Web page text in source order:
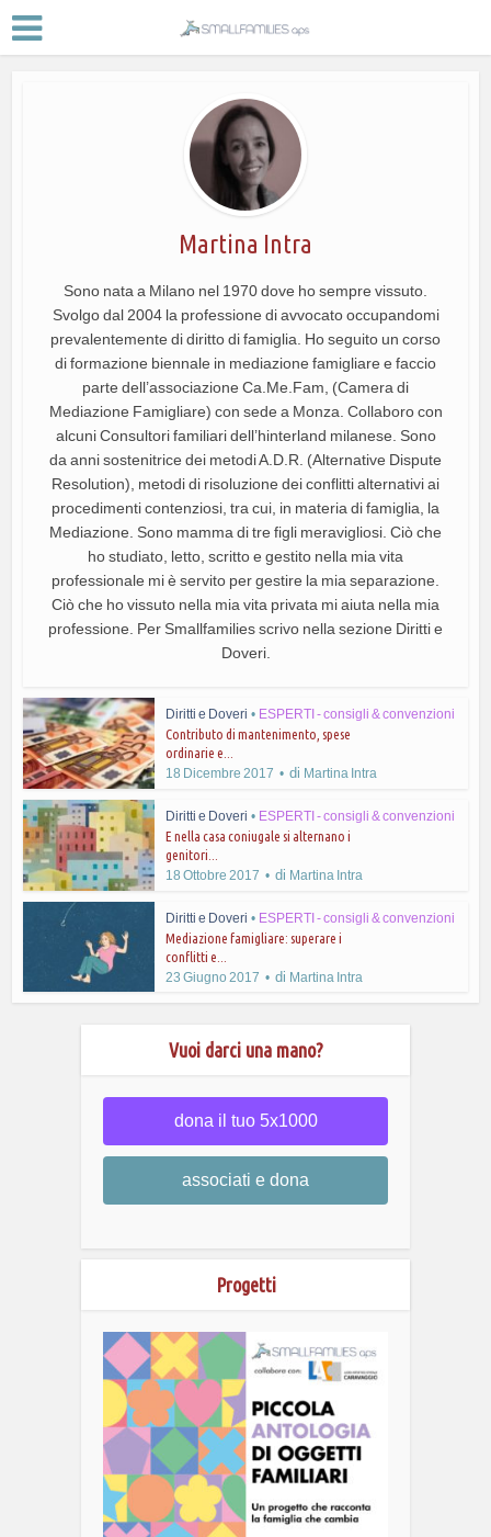
Martina Intra
Sono nata a Milano nel 1970 dove ho sempre vissuto.
Svolgo dal 2004 la professione di avvocato occupandomi
prevalentemente di diritto di famiglia. Ho seguito un corso
di formazione biennale in mediazione famigliare e faccio
parte dell’associazione Ca.Me.Fam, (Camera di
Mediazione Famigliare) con sede a Monza. Collaboro con
alcuni Consultori familiari dell’hinterland milanese. Sono
da anni sostenitrice dei metodi A.D.R. (Alternative Dispute
Resolution), metodi di risoluzione dei conflitti alternativi ai
procedimenti contenziosi, tra cui, in materia di famiglia, la
Mediazione. Sono mamma di tre figli meravigliosi. Ciò che
ho studiato, letto, scritto e gestito nella mia vita
professionale mi è servito per gestire la mia separazione.
Ciò che ho vissuto nella mia vita privata mi aiuta nella mia
professione. Per Smallfamilies scrivo nella sezione Diritti e
Doveri.
Diritti e Doveri • ESPERTI - consigli & convenzioni
Contributo di mantenimento, spese
ordinarie e...
18 Dicembre 2017
di Martina Intra
Diritti e Doveri • ESPERTI - consigli & convenzioni
E nella casa coniugale si alternano i
genitori...
18 Ottobre 2017
di Martina Intra
Diritti e Doveri • ESPERTI - consigli & convenzioni
Mediazione famigliare: superare i
conflitti e...
23 Giugno 2017
di Martina Intra
Vuoi darci una mano?
dona il tuo 5x1000
associati e dona
Progetti